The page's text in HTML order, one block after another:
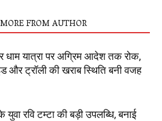
MORE FROM AUTHOR
धाम यात्रा पर अग्रिम आदेश तक रोक,
और ट्रॉली की खराब स्थिति बनी वजह
युवा रवि टम्टा की बड़ी उपलब्धि, बनाई